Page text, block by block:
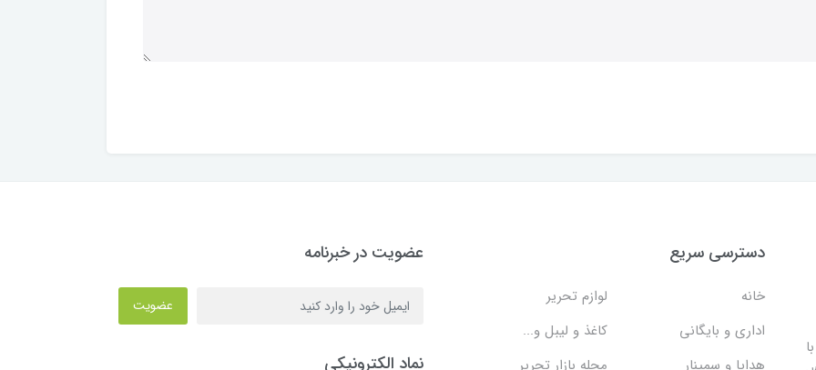
دسترسی سریع
خانه
لوازم تحریر
اداری و بایگانی
کاغذ و لیبل و...
عضویت در خبرنامه
عضویت
نماد الکترونیکی